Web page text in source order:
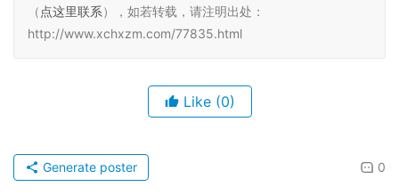
（ 点这里联系），如若转载，请注明出处：
http://www.xchxzm.com/77835.html
Like (0)
0
Generate poster